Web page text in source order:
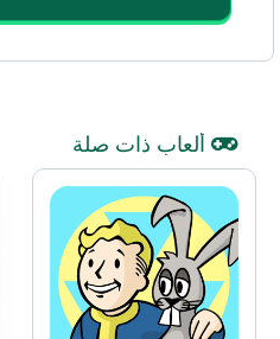
ألعاب ذات صلة